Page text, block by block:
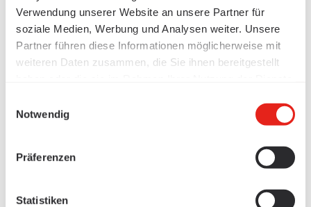
Verwendung unserer Website an unsere Partner für
soziale Medien, Werbung und Analysen weiter. Unsere
Partner führen diese Informationen möglicherweise mit
weiteren Daten zusammen, die Sie ihnen bereitgestellt
Notwendig
Präferenzen
Statistiken